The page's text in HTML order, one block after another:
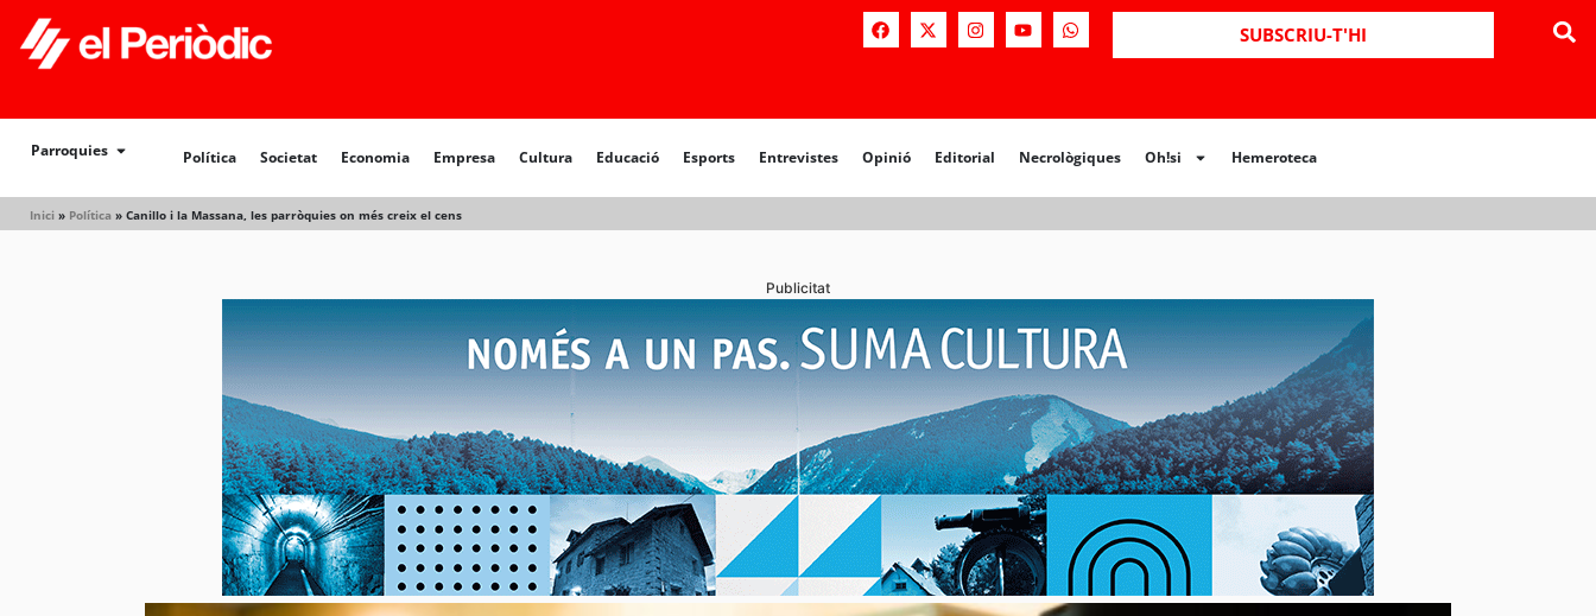
SUBSCRIU-T'HI
Parroquies Política Societat Economia Empresa Cultura Educació Esports Entrevistes Opinió Editorial Necrològiques Oh!si Hemeroteca
Inici » Política » Canillo i la Massana, les parròquies on més creix el cens
Política Societat Opinió Editorial Necrològiques Hemeroteca
Publicitat